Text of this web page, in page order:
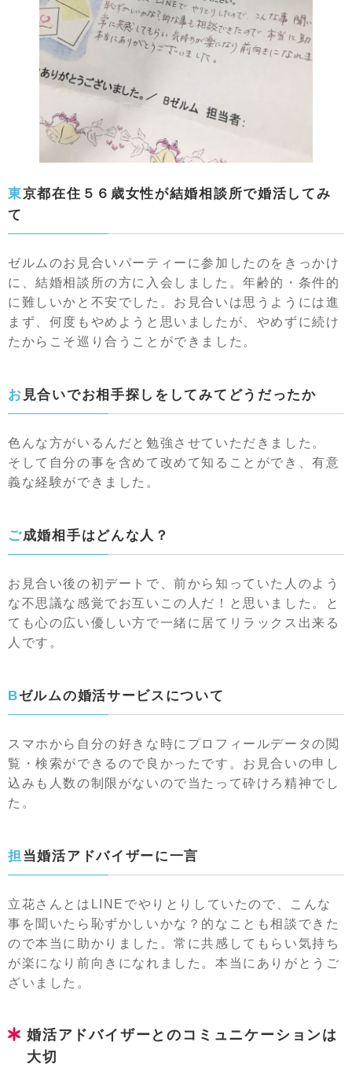
東京都在住５６歳女性が結婚相談所で婚活してみ
て
ゼルムのお見合いパーティーに参加したのをきっかけ
に、結婚相談所の方に入会しました。年齢的・条件的
に難しいかと不安でした。お見合いは思うようには進
まず、何度もやめようと思いましたが、やめずに続け
たからこそ巡り合うことができました。
お見合いでお相手探しをしてみてどうだったか
色んな方がいるんだと勉強させていただきました。
そして自分の事を含めて改めて知ることができ、有意
義な経験ができました。
ご成婚相手はどんな人？
お見合い後の初デートで、前から知っていた人のよう
な不思議な感覚でお互いこの人だ！と思いました。と
ても心の広い優しい方で一緒に居てリラックス出来る
人です。
Bゼルムの婚活サービスについて
スマホから自分の好きな時にプロフィールデータの閲
覧・検索ができるので良かったです。お見合いの申し
込みも人数の制限がないので当たって砕けろ精神でし
た。
担当婚活アドバイザーに一言
立花さんとはLINEでやりとりしていたので、こんな
事を聞いたら恥ずかしいかな？的なことも相談できた
ので本当に助かりました。常に共感してもらい気持ち
が楽になり前向きになれました。本当にありがとうご
ざいました。
婚活アドバイザーとのコミュニケーションは
大切